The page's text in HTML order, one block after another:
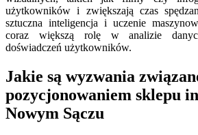
użytkowników i zwiększają czas
sztuczna inteligencja i uczenie
coraz większą rolę w analizie
doświadczeń użytkowników.
Jakie są wyzwania
pozycjonowaniem sklepu
Nowym Sączu